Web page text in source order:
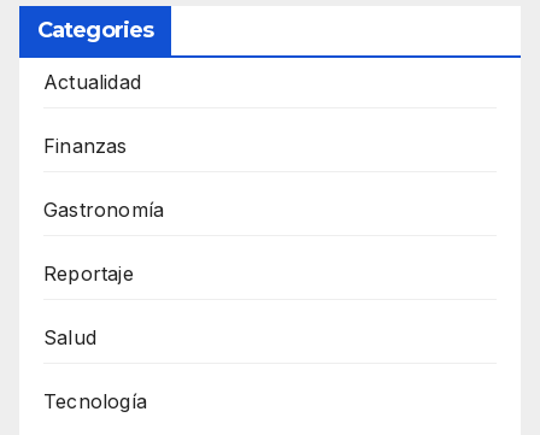
Categories
Actualidad
Finanzas
Gastronomía
Reportaje
Salud
Tecnología